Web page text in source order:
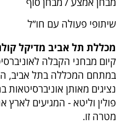
שיתופי פעולה עם חו”ל
מכללת תל אביב מדיקל
קיום מבחני הקבלה
במתחם המכללה בתל אביב,
נציגים מאותן אוניברסיטאות
פולין וליטא - המגיעים
מטרה זו.